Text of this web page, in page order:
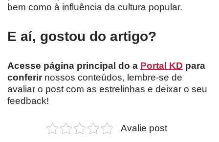
bem como à influência da cultura popular.
E aí, gostou do artigo?
Acesse página principal do a Portal KD para
conferirnossos conteúdos, lembre-se de
avaliar o post com as estrelinhas e deixar o seu
feedback!
Avalie post